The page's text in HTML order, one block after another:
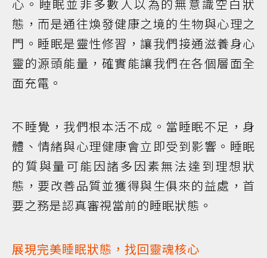
心。睡眠並非多數人以為的無意識空白狀
態，而是通往煥發健康之境的生物與心理之
門。睡眠是靈性修習，讓我們接通滋養身心
靈的源頭能量，確實能讓我們在各個層面全
面充電。
不睡覺，我們根本活不成。當睡眠不足，身
體、情緒與心理健康會立即受到影響。睡眠
的質與量可能因諸多因素無法達到理想狀
態，要改善品質並獲得與生俱來的益處，首
要之務是認真審視當前的睡眠狀態。
展現完美睡眠狀態，找回靈魂核心